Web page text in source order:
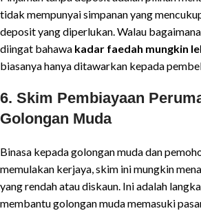
tidak mempunyai simpanan yang
deposit yang diperlukan. Walau
diingat bahawa kadar faedah mungkin
biasanya hanya ditawarkan kepada
6. Skim Pembiayaan
Golongan Muda
Binasa kepada golongan muda dan
memulakan kerjaya, skim ini mungkin
yang rendah atau diskaun. Ini adalah
membantu golongan muda memasuki